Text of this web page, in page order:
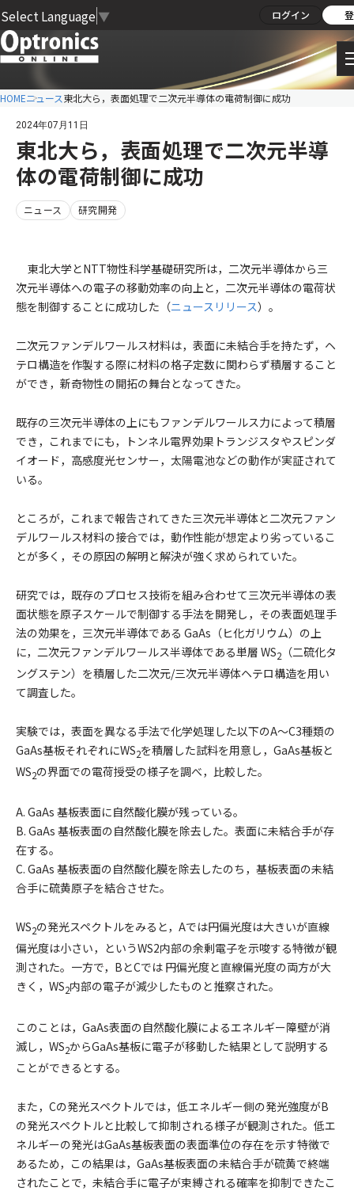
Select Language ▼ ログイン
HOMEニュース東北大ら，表面処理で二次元半導体の電荷制御に成功
2024年07月11日
東北大ら，表面処理で二次元半導
体の電荷制御に成功
ニュース 研究開発
東北大学とNTT物性科学基礎研究所は，二次元半導体から三
次元半導体への電子の移動効率の向上と，二次元半導体の電荷状
態を制御することに成功した（ニュースリリース）。
二次元ファンデルワールス材料は，表面に未結合手を持たず，ヘ
テロ構造を作製する際に材料の格子定数に関わらず積層すること
ができ，新奇物性の開拓の舞台となってきた。
既存の三次元半導体の上にもファンデルワールス力によって積層
でき，これまでにも，トンネル電界効果トランジスタやスピンダ
イオード，高感度光センサー，太陽電池などの動作が実証されて
いる。
ところが，これまで報告されてきた三次元半導体と二次元ファン
デルワールス材料の接合では，動作性能が想定より劣っているこ
とが多く，その原因の解明と解決が強く求められていた。
研究では，既存のプロセス技術を組み合わせて三次元半導体の表
面状態を原子スケールで制御する手法を開発し，その表面処理手
法の効果を，三次元半導体である GaAs（ヒ化ガリウム）の上
に，二次元ファンデルワールス半導体である単層 WS2 （二硫化タ
ングステン）を積層した二次元/三次元半導体ヘテロ構造を用い
て調査した。
実験では，表面を異なる手法で化学処理した以下のA～C3種類の
GaAs基板それぞれにWS2を積層した試料を用意し，GaAs基板と
WS2の界面での電荷授受の様子を調べ，比較した。
A. GaAs 基板表面に自然酸化膜が残っている。
B. GaAs 基板表面の自然酸化膜を除去した。表面に未結合手が存
在する。
C. GaAs 基板表面の自然酸化膜を除去したのち，基板表面の未結
合手に硫黄原子を結合させた。
WS2の発光スペクトルをみると，Aでは円偏光度は大きいが直線
偏光度は小さい，というWS2内部の余剰電子を示唆する特徴が観
測された。一方で，BとCでは 円偏光度と直線偏光度の両方が大
きく，WS2内部の電子が減少したものと推察された。
このことは，GaAs表面の自然酸化膜によるエネルギー障壁が消
滅し，WS2からGaAs基板に電子が移動した結果として説明する
ことができるとする。
また，Cの発光スペクトルでは，低エネルギー側の発光強度がB
の発光スペクトルと比較して抑制される様子が観測された。低エ
ネルギーの発光はGaAs基板表面の表面準位の存在を示す特徴で
あるため，この結果は，GaAs基板表面の未結合手が硫黄で終端
されたことで，未結合手に電子が束縛される確率を抑制できたこ